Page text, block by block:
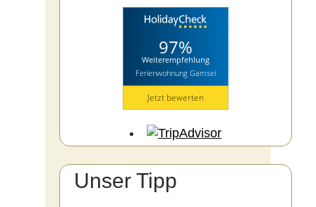
97%
Weiterempfehlung
Ferienwohnung Gamsei
Jetzt bewerten
Unser Tipp